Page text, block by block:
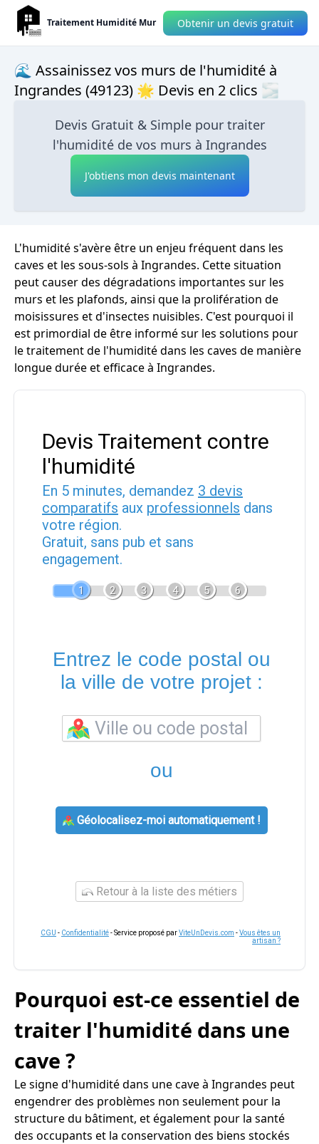
Traitement Humidité Mur Obtenir un devis gratuit
🌊 Assainissez vos murs de l'humidité à
Ingrandes (49123) 🌟 Devis en 2 clics 🌫
Devis Gratuit & Simple pour traiter
l'humidité de vos murs à Ingrandes
J'obtiens mon devis maintenant
L'humidité s'avère être un enjeu fréquent dans les
caves et les sous-sols à Ingrandes. Cette situation
peut causer des dégradations importantes sur les
murs et les plafonds, ainsi que la prolifération de
moisissures et d'insectes nuisibles. C'est pourquoi il
est primordial de être informé sur les solutions pour
le traitement de l'humidité dans les caves de manière
longue durée et efficace à Ingrandes.
Devis Traitement contre
l'humidité
En 5 minutes, demandez 3 devis
comparatifs aux professionnels dans
votre région.
Gratuit, sans pub et sans
engagement.
1 2 3 4 5 6
Entrez le code postal ou
la ville de votre projet :
ou
Géolocalisez-moi automatiquement !
Retour à la liste des métiers
CGU - Confidentialité- Service proposé parViteUnDevis.com -Vous êtes un
artisan ?
Pourquoi est-ce essentiel de
traiter l'humidité dans une
cave ?
Le signe d'humidité dans une cave à Ingrandes peut
engendrer des problèmes non seulement pour la
structure du bâtiment, et également pour la santé
des occupants et la conservation des biens stockés